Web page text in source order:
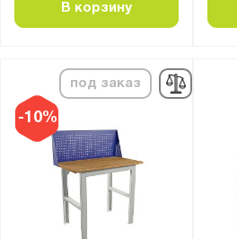
В корзину
-10%
под заказ
Наличие тумб:
3 тумбы
6 тумб
Без тумб
Без тумбы
Две тумбы